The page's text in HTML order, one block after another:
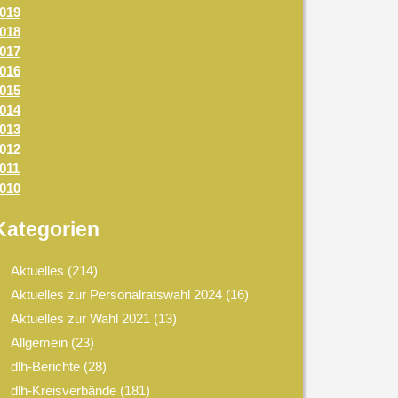
Aktuelles (214)
Aktuelles zur Personalratswahl 2024 (16)
Aktuelles zur Wahl 2021 (13)
Allgemein (23)
dlh-Berichte (28)
dlh-Kreisverbände (181)